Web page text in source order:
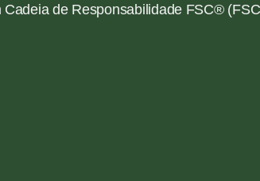
Cadeia de Responsabilidade FSC®